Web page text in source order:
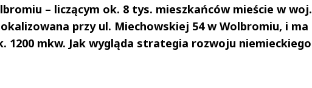
– liczącym ok. 8 tys. mieszkańców mieście w woj.
przy ul. Miechowskiej 54 w Wolbromiu, i ma
1200 mkw. Jak wygląda strategia rozwoju niemieckiego